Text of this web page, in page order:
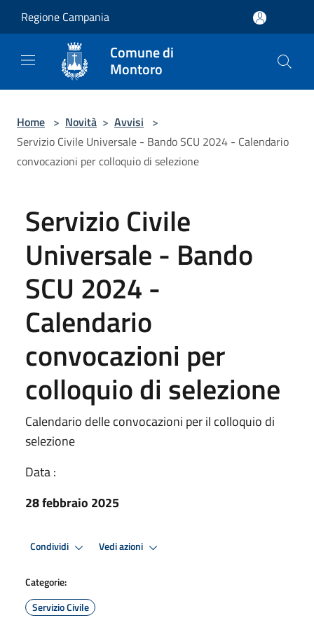
Regione Campania
Comune di
Montoro
Home > Novità > Avvisi >
Servizio Civile Universale - Bando SCU 2024 - Calendario
convocazioni per colloquio di selezione
Servizio Civile
Universale - Bando
SCU 2024 -
Calendario
convocazioni per
colloquio di selezione
Calendario delle convocazioni per il colloquio di
selezione
Data :
28 febbraio 2025
Condividi Vedi azioni
Categorie:
Servizio Civile